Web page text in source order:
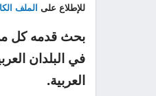
للإطلاع على الملف
بحث قدمه كل
في البلدان
العربية.